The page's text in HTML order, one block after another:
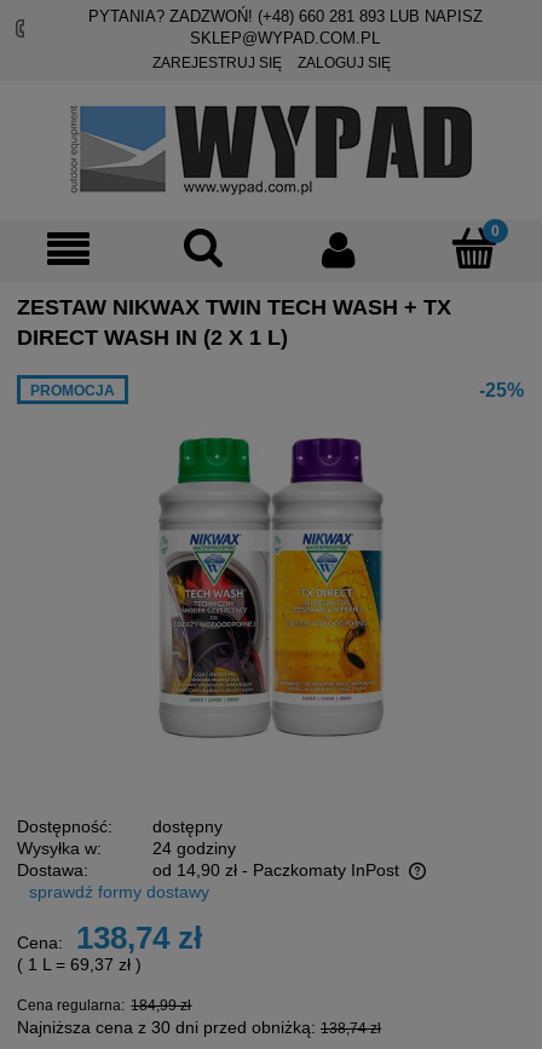
PYTANIA? ZADZWOŃ! (+48) 660 281 893LUB NAPISZ
SKLEP@WYPAD.COM.PL
ZAREJESTRUJ SIĘ ZALOGUJ SIĘ
ZESTAW NIKWAX TWIN TECH WASH + TX
DIRECT WASH IN (2 X 1 L)
PROMOCJA -25%
Dostępność:
dostępny
Wysyłka w:
24 godziny
Dostawa:
od 14,90 zł - Paczkomaty InPost
Cena nie zawiera ewentualnych kosztów płatności
sprawdź formy dostawy
Cena: 138,74 zł
( 1 L = 69,37 zł )
Cena regularna: 184,99 zł
Najniższa cena z 30 dni przed obniżką: 138,74 zł